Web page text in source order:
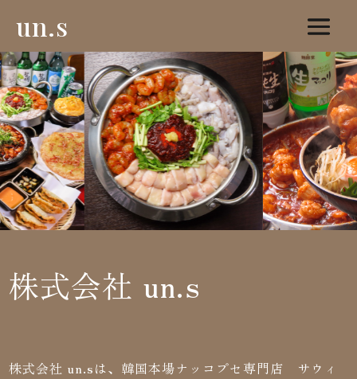
un.s
株式会社 un.s
株式会社 un.sは、韓国本場ナッコプセ専門店 サウィ